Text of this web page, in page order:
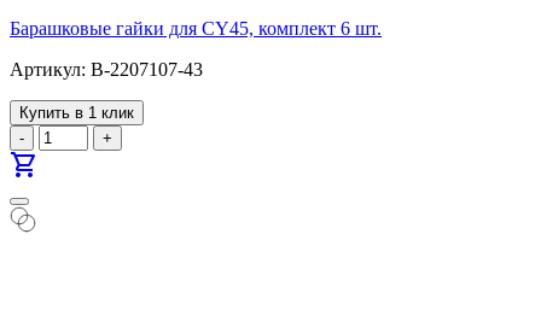
Барашковые гайки для CY45, комплект 6 шт.
Артикул: B-2207107-43
Купить в 1 клик
-
+
shopping_cart